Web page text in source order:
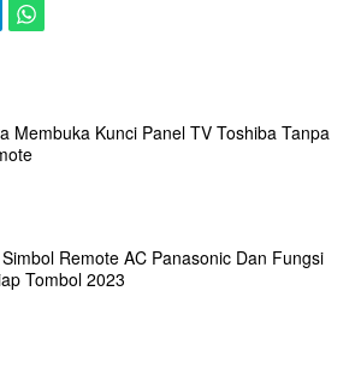
Membuka Kunci Panel TV Toshiba Tanpa
Remote AC Panasonic Dan Fungsi
Tombol 2023